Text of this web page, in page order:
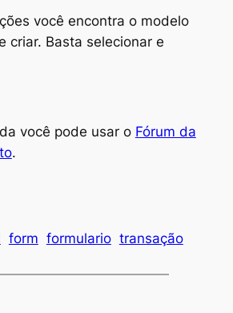
você encontra o modelo
criar. Basta selecionar e
você pode usar o Fórum da
.
form formulario transação